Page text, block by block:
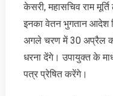
केसरी, महासचिव राम
इनका वेतन भुगतान आदेश
अगले चरण में 30 अप्रैल
धरना देंगे। उपायुक्त के
पत्र प्रेषित करेंगे।